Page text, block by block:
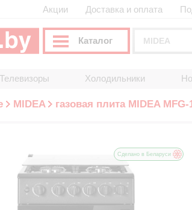
Акции Доставка и оплата
Каталог
Телевизоры Холодильники
MIDEA газовая плита MIDEA
Сделано в Беларуси